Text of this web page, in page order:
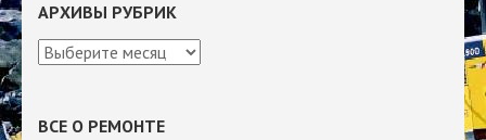
АРХИВЫ РУБРИК
Архивы
ВСЕ О РЕМОНТЕ